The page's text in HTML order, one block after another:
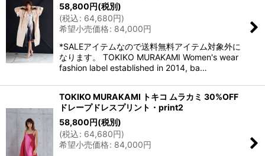
58,800円(税別)
(税込: 64,680円)
希望小売価格: 84,000円
*SALEアイテムなので送料無料アイテム対象外に
なります。 TOKIKO MURAKAMI Women's wear
fashion label established in 2014, ba…
TOKIKO MURAKAMI トキコ ムラカミ 30%OFF
ドレープドレスプリント・print2
58,800円(税別)
(税込: 64,680円)
希望小売価格: 84,000円